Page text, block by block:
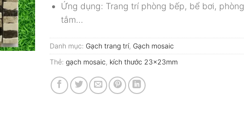
Ứng dụng: Trang trí phòng bếp, bể bơi, phòng
tắm…
Danh mục: Gạch trang trí, Gạch mosaic
Thẻ:gạch mosaic, kích thước 23x23mm